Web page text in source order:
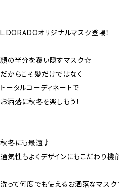
L.DORADOオリジナルマスク登場！
顔の半分を覆い隠すマスク☆
だからこそ髪だけではなく
トータルコーディネートで
お洒落に秋冬を楽しもう！
秋冬にも最適♪
通気性もよくデザインにもこだわり機
洗って何度でも使えるお洒落なマスク